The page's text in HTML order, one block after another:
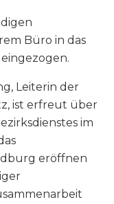
Büro in das
Leiterin der
ist erfreut über
im
eröffnen